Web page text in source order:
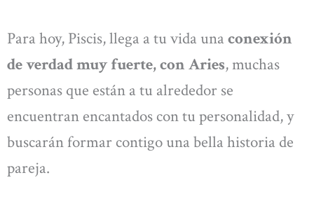
Para hoy, Piscis, llega a tu vida una conexión
de verdad muy fuerte, con Aries, muchas
personas que están a tu alrededor se
encuentran encantados con tu personalidad, y
buscarán formar contigo una bella historia de
pareja.